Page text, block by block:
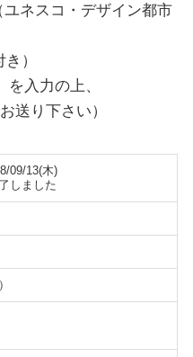
ネスコ・デザイン都市
）
入力の上、
送り下さい）
09/13(木)
しました